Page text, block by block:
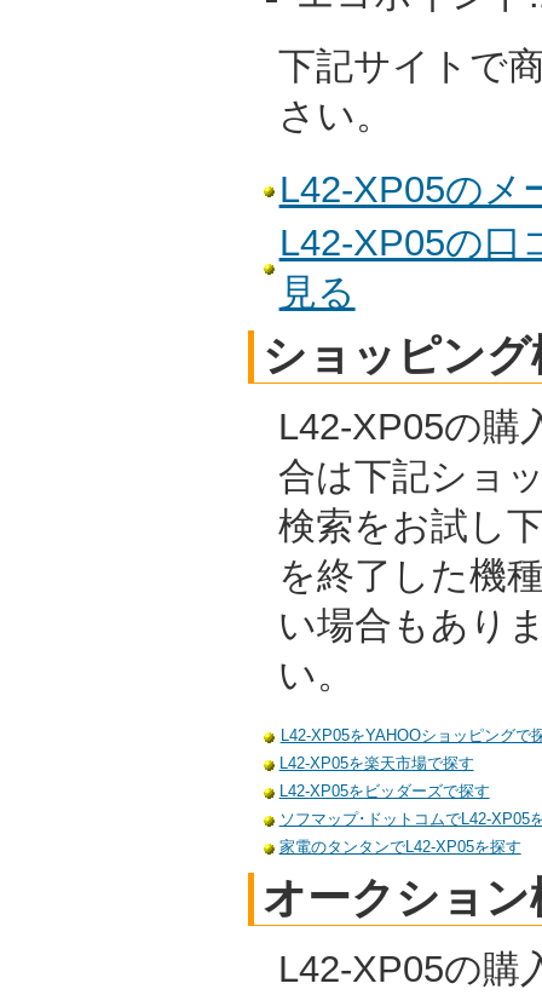
下記サイトで
さい。
L42-XP05のメ
L42-XP05の口
見る
ショッピング
L42-XP05の購
合は下記ショ
検索をお試し
を終了した機
い場合もあり
い。
L42-XP05をYAHOOショッピングで
L42-XP05を楽天市場で探す
L42-XP05をビッダーズで探す
ソフマップ･ドットコムでL42-XP05
家電のタンタンでL42-XP05を探す
オークション
L42-XP05の購